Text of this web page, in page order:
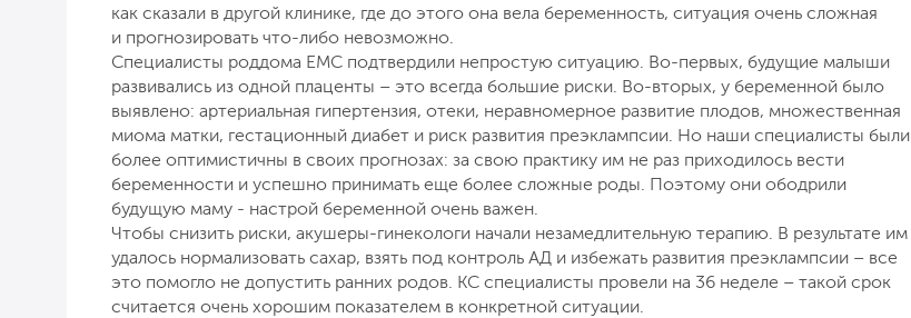
как сказали в другой клинике, где до этого она вела беременность, ситуация очень сложная
и прогнозировать что-либо невозможно.
Специалисты роддома ЕМС подтвердили непростую ситуацию. Во-первых, будущие малыши
развивались из одной плаценты – это всегда большие риски. Во-вторых, у беременной было
выявлено: артериальная гипертензия, отеки, неравномерное развитие плодов, множественная
миома матки, гестационный диабет и риск развития преэклампсии. Но наши специалисты были
более оптимистичны в своих прогнозах: за свою практику им не раз приходилось вести
беременности и успешно принимать еще более сложные роды. Поэтому они ободрили
будущую маму - настрой беременной очень важен.
Чтобы снизить риски, акушеры-гинекологи начали незамедлительную терапию. В результате им
удалось нормализовать сахар, взять под контроль АД и избежать развития преэклампсии – все
это помогло не допустить ранних родов. КС специалисты провели на 36 неделе – такой срок
считается очень хорошим показателем в конкретной ситуации.